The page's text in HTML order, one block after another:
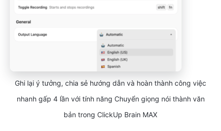
Ghi lại ý tưởng, chia sẻ hướng dẫn và hoàn thành công việc
nhanh gấp 4 lần với tính năng Chuyển giọng nói thành văn
bản trong ClickUp Brain MAX